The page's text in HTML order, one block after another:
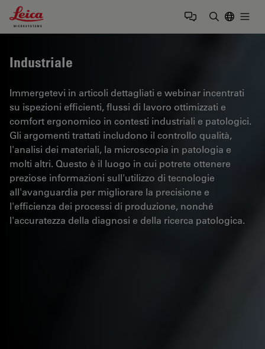
Leica Microsystems Logo
Industriale
Immergetevi in articoli dettagliati e webinar incentrati
su ispezioni efficienti, flussi di lavoro ottimizzati e
comfort ergonomico in contesti industriali e patologici.
Gli argomenti trattati includono il controllo qualità,
l'analisi dei materiali, la microscopia in patologia e
molti altri. Questo è il luogo in cui potrete ottenere
preziose informazioni sull'utilizzo di tecnologie
all'avanguardia per migliorare la precisione e
l'efficienza dei processi di produzione, nonché
l'accuratezza della diagnosi e della ricerca patologica.